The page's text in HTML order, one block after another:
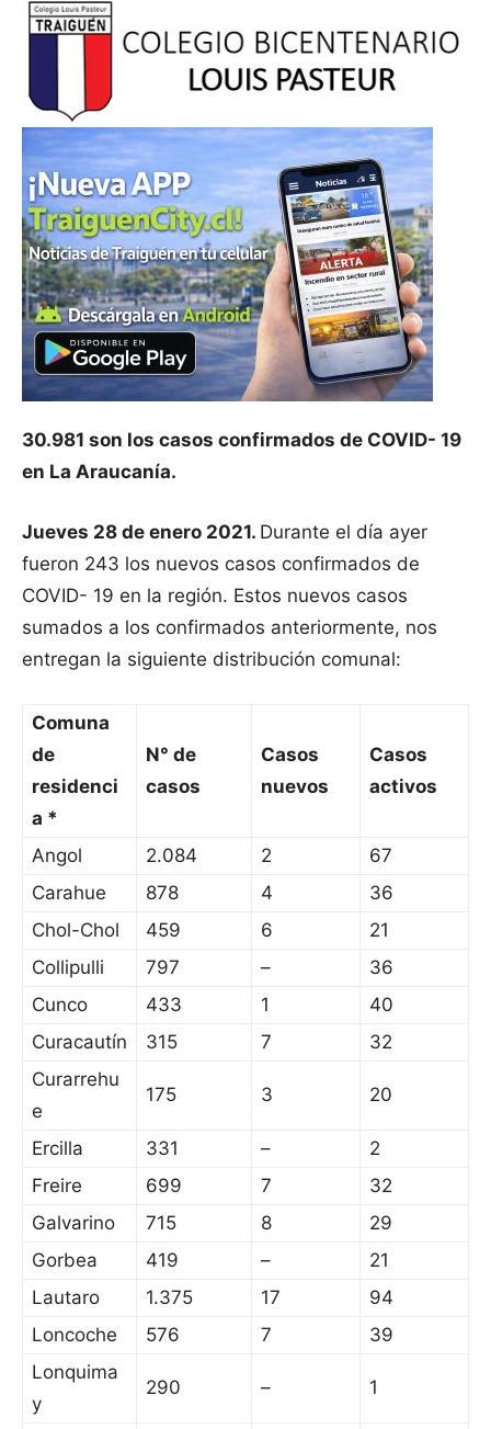
30.981 son los casos confirmados de COVID- 19
en La Araucanía.
Jueves 28 de enero 2021. Durante el día ayer
fueron 243 los nuevos casos confirmados de
COVID- 19 en la región. Estos nuevos casos
sumados a los confirmados anteriormente, nos
entregan la siguiente distribución comunal:
Comuna
de
residenci
a *
N° de
casos
Casos
nuevos
Casos
activos
Angol 2.084 2
67
Carahue
878 4
36
Chol-Chol
459 6
21
Collipulli
797 –
36
Cunco
433 1
40
Curacautín
315 7
32
Curarrehu
e
175 3 20
Ercilla 331 –
2
Freire
699 7
32
Galvarino
715 8
29
Gorbea
419 –
21
Lautaro
1.375 17
94
Loncoche
576 7
39
Lonquima
y
290 – 1